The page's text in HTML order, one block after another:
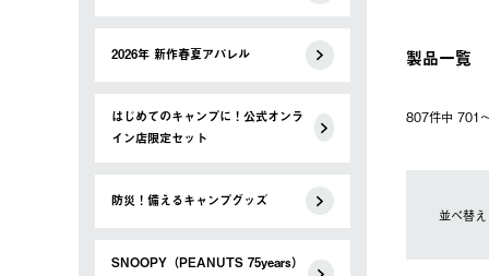
2026年 新作春夏アパレル
はじめてのキャンプに！公式オンラ
イン店限定セット
防災！備えるキャンプグッズ
SNOOPY（PEANUTS 75years）
製品一覧
807件中 701
並べ替え